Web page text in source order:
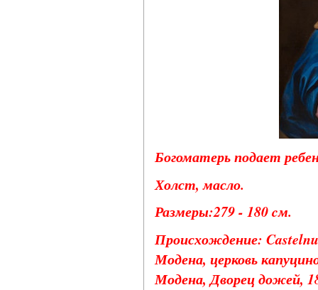
Богоматерь подает
Холст, масло.
Размеры:279 - 180 cм.
Происхождение:
Модена, церковь
Модена, Дворец дожей,